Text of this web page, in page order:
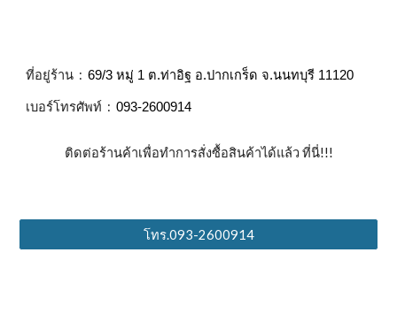
ที่อยู่ร้าน :69/3 หมู่ 1 ต.ท่าอิฐ อ.ปากเกร็ด จ.นนทบุรี 11120
เบอร์โทรศัพท์ : 093-2600914
ติดต่อร้านค้าเพื่อทำการสั่งซื้อสินค้าได้แล้ว ที่นี่!!!
โทร.093-2600914